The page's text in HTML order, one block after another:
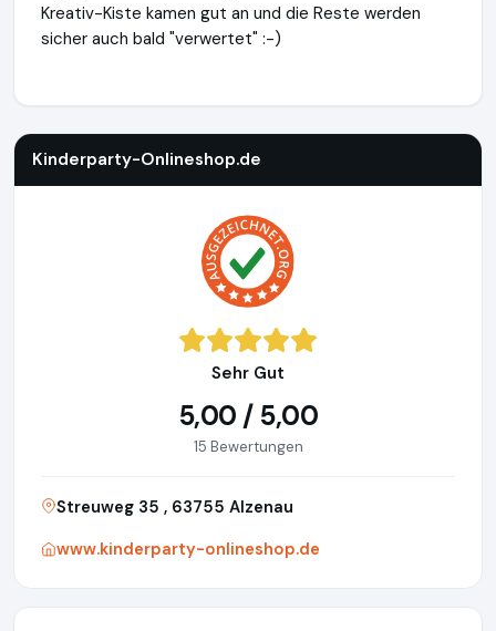
Kreativ-Kiste kamen gut an und die Reste werden
sicher auch bald "verwertet" :-)
Kinderparty-Onlineshop.de
Sehr Gut
5,00 / 5,00
15 Bewertungen
Streuweg 35 , 63755 Alzenau
www.kinderparty-onlineshop.de